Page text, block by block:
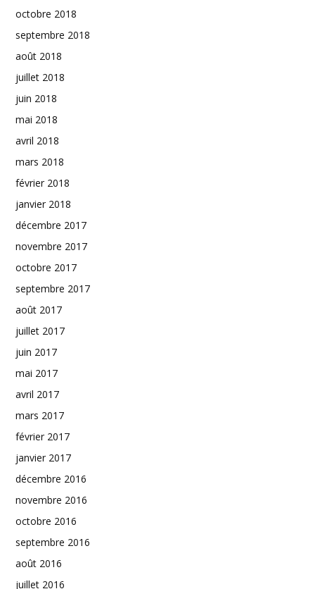
octobre 2018
septembre 2018
août 2018
juillet 2018
juin 2018
mai 2018
avril 2018
mars 2018
février 2018
janvier 2018
décembre 2017
novembre 2017
octobre 2017
septembre 2017
août 2017
juillet 2017
juin 2017
mai 2017
avril 2017
mars 2017
février 2017
janvier 2017
décembre 2016
novembre 2016
octobre 2016
septembre 2016
août 2016
juillet 2016